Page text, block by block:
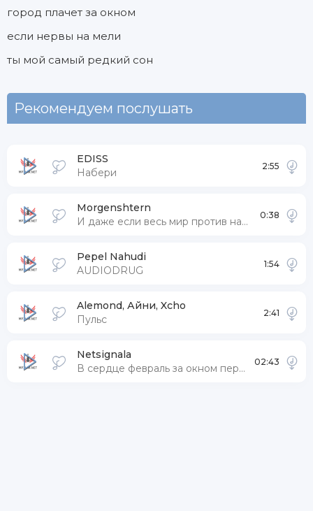
город плачет за окном
если нервы на мели
ты мой самый редкий сон
Рекомендуем послушать
EDISS
Набери
2:55
Morgenshtern
И даже если весь мир против нас я буду улыбаться им назло
0:38
Pepel Nahudi
AUDIODRUG
1:54
Alemond, Айни, Xcho
Пульс
2:41
Netsignala
В сердце февраль за окном первый снег
02:43